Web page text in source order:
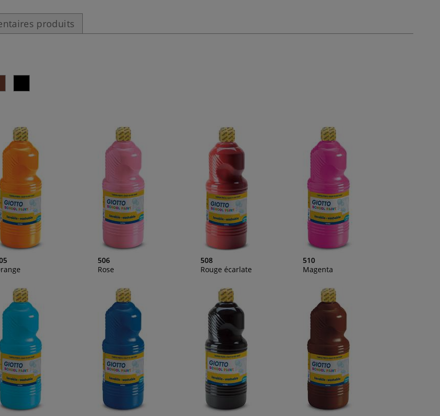
produits
506
Rose
508
Rouge écarlate
510
Magenta